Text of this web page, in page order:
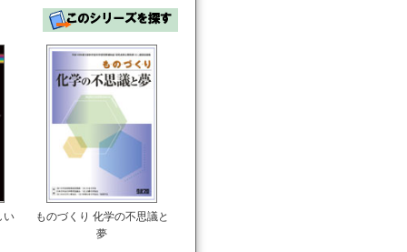
い
ものづくり 化学の不思議と
夢